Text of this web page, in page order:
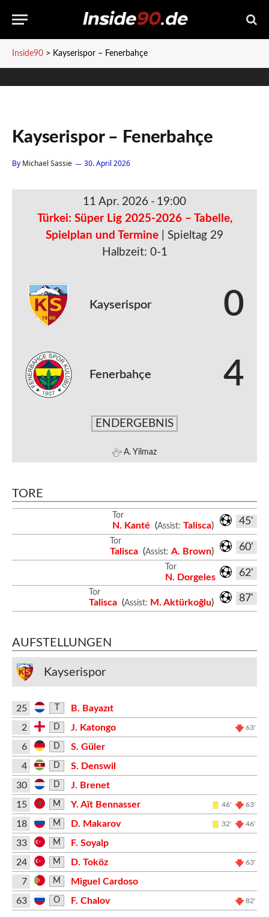
Inside90 > Kayserispor – Fenerbahçe
Kayserispor – Fenerbahçe
By Michael Sassie 30. April 2026
11 Apr. 2026 - 19:00
Türkei: Süper Lig 2025-2026 – Tabelle,
Spielplan und Termine
| Spieltag 29
Halbzeit: 0-1
Kayserispor 0
Fenerbahçe 4
ENDERGEBNIS
A. Yilmaz
TORE
45'
Tor
N. Kanté (Assist: Talisca)
60'
Tor
Talisca (Assist: A. Brown)
62'
Tor
N. Dorgeles
87'
Tor
Talisca (Assist: M. Aktürkoğlu)
AUFSTELLUNGEN
Kayserispor
25
B. Bayazıt
2
D J. Katongo 63'
6 D
S. Güler
4
D
S. Denswil
30
D
J. Brenet
15
M Y. Aït Bennasser 46' 63'
18 M D. Makarov 32' 46'
33 M
F. Soyalp
24
M D. Toköz 63'
7 M
Miguel Cardoso
63
O F. Chalov 82'